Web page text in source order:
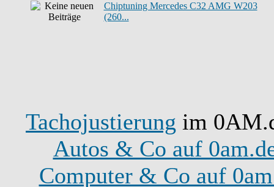
Chiptuning Mercedes C32 AMG W203
(260...
Tachojustierung im
Autos & Co auf
Computer & Co auf